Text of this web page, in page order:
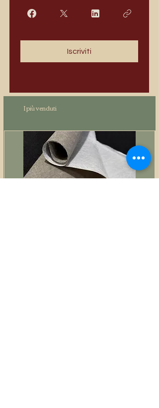
Iscriviti
I più venduti